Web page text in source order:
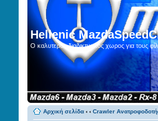
Hellenic
Ο καλυτερος διαδικτυακος χωρος για τους
Αρχική σελίδα ‹ ‹ Crawler